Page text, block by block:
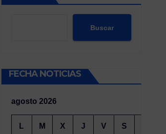
Buscar
FECHA NOTICIAS
agosto 2026
L M X J V S